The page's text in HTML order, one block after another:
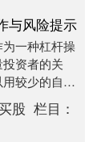
与风险提示
一种杠杆操
资者的关
较少的自有
而放大潜在
股 栏目：